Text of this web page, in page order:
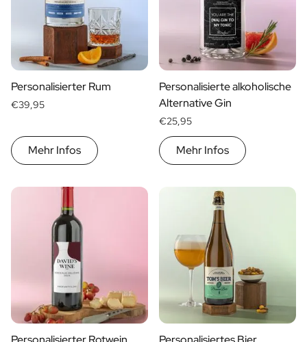
Personalisierter Rum
€39,95
Mehr Infos
Personalisierte alkoholische
Alternative Gin
€25,95
Mehr Infos